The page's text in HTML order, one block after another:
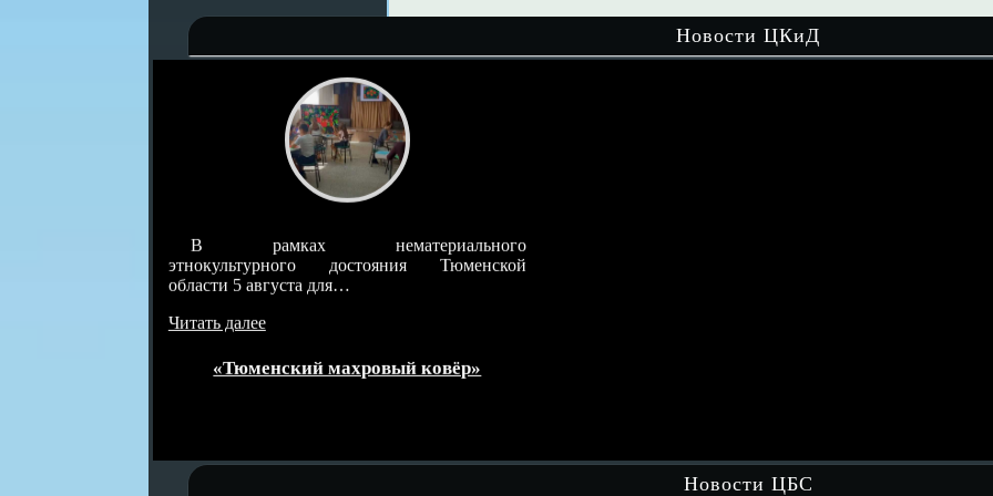
Новости ЦКиД
В рамках нематериального
этнокультурного достояния Тюменской
области 5 августа для…
Читать далее
«Тюменский махровый ковёр»
Новости ЦБС